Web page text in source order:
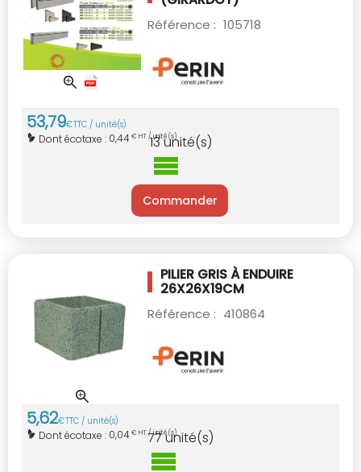
Référence : 105718
53,79€TTC / unité(s)
Dont écotaxe : 0,44€ HT / unité(s)
13unité(s)
Commander
PILIER GRIS À ENDUIRE
26X26X19CM
Référence : 410864
5,62€TTC / unité(s)
Dont écotaxe : 0,04€ HT / unité(s)
77unité(s)